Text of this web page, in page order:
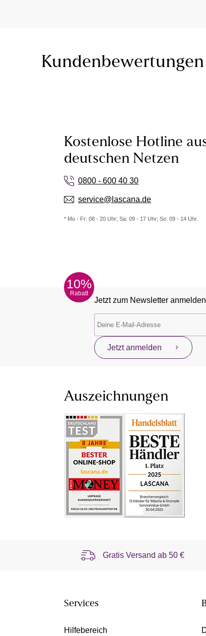
Kundenbewertungen
Kostenlose Hotline
deutschen Netzen
0800 - 600 40 30
service@lascana.de
* Mo - Fr: 08 - 20 Uhr; Sa: 09 - 17 Uhr; So: 09 - 14 Uhr.
10%
Rabatt
Jetzt zum Newsletter
Jetzt anmelden
Auszeichnungen
Gratis Versand ab50 €
Services
Hilfebereich